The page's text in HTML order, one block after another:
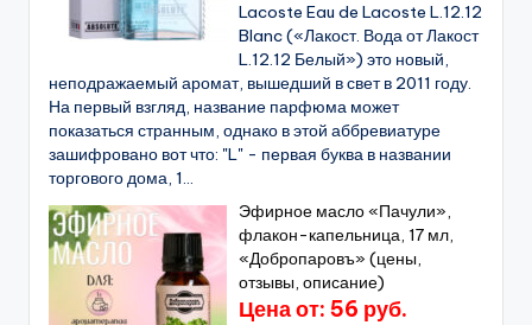
Lacoste Eau de Lacoste L.12.12
Blanc («Лакост. Вода от Лакост
L.12.12 Белый») это новый,
неподражаемый аромат, вышедший в свет в 2011 году.
На первый взгляд, название парфюма может
показаться странным, однако в этой аббревиатуре
зашифровано вот что: "L" - первая буква в названии
торгового дома, 1...
Эфирное масло «Пачули»,
флакон-капельница, 17 мл,
«Добропаровъ» (цены,
отзывы, описание)
Цена от: 56 руб.